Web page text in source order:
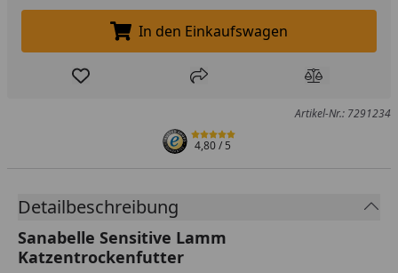
In den Einkaufswagen legen
In den Einkaufswagen
Produkt zur Wunschliste hinzufügen
Teilen Produkt
Artikel-Nr.: 7291234
4,80/ 5
Detailbeschreibung
Sanabelle Sensitive Lamm
Katzentrockenfutter